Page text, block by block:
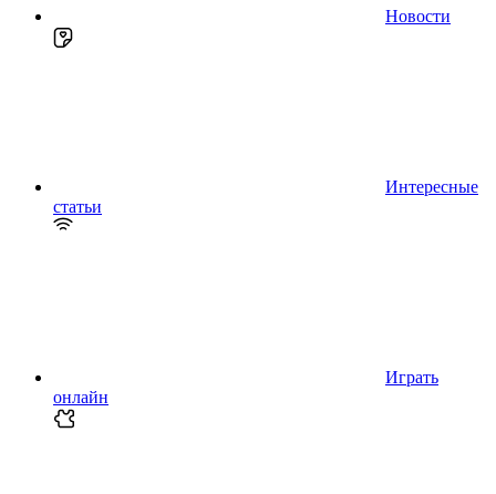
Новости
Интересные
статьи
Играть
онлайн